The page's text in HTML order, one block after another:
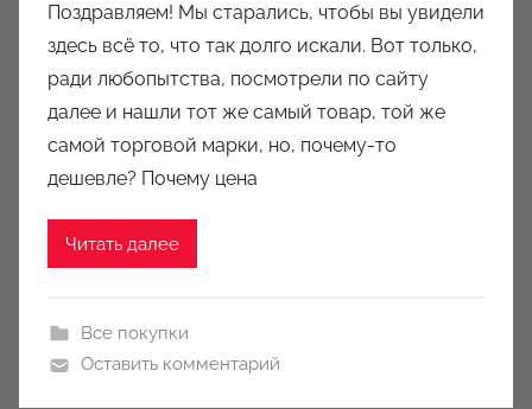
о
м
J
u
s
Поздравляем! Мы старались, чтобы вы увидели
здесь всё то, что так долго искали. Вот только,
ради любопытства, посмотрели по сайту
далее и нашли тот же самый товар, той же
самой торговой марки, но, почему-то
дешевле? Почему цена
Читать далее
Все покупки
Оставить комментарий